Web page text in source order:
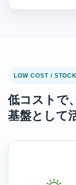
LOW COST /
低コストで
基盤として